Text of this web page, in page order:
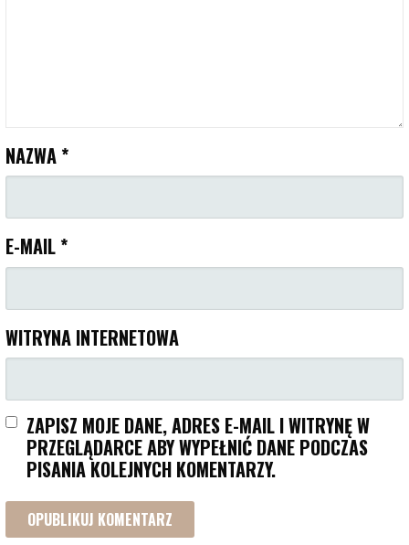
NAZWA *
E-MAIL *
WITRYNA INTERNETOWA
ZAPISZ MOJE DANE, ADRES E-MAIL I WITRYNĘ W
PRZEGLĄDARCE ABY WYPEŁNIĆ DANE PODCZAS
PISANIA KOLEJNYCH KOMENTARZY.